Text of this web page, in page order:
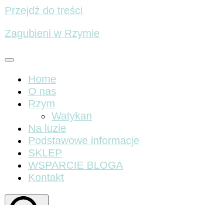
Przejdź do treści
Zagubieni w Rzymie
Home
O nas
Rzym
Watykan
Na luzie
Podstawowe informacje
SKLEP
WSPARCIE BLOGA
Kontakt